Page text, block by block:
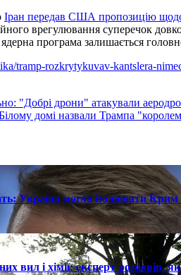
Іран передав США пропозицію
врегулювання суперечок
програма залишається
tramp-rozkrytykuvav-kantslera-
"Добрі дрони" атакували
домі назвали Трампа
Україна могла ізолювати
вил і хімії: експерт розповів,